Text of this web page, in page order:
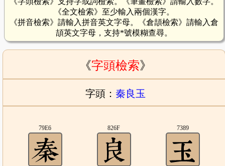
《全文檢索》至少輸入兩個漢字。
《拼音檢索》請輸入拼音英文字母。《倉頡檢索》請輸入倉
頡英文字母，支持*號模糊查尋。
《字頭檢索》
字頭： 秦良玉
79E6 826F 7389